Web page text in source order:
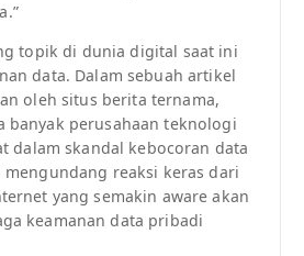
topik di dunia digital saat ini
data. Dalam sebuah artikel
oleh situs berita ternama,
banyak perusahaan teknologi
dalam skandal kebocoran data
reaksi keras dari
yang semakin aware akan
keamanan data pribadi